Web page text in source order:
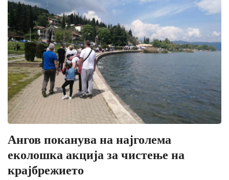
Ангов поканува на најголема
еколошка акција за чистење на
крајбрежието